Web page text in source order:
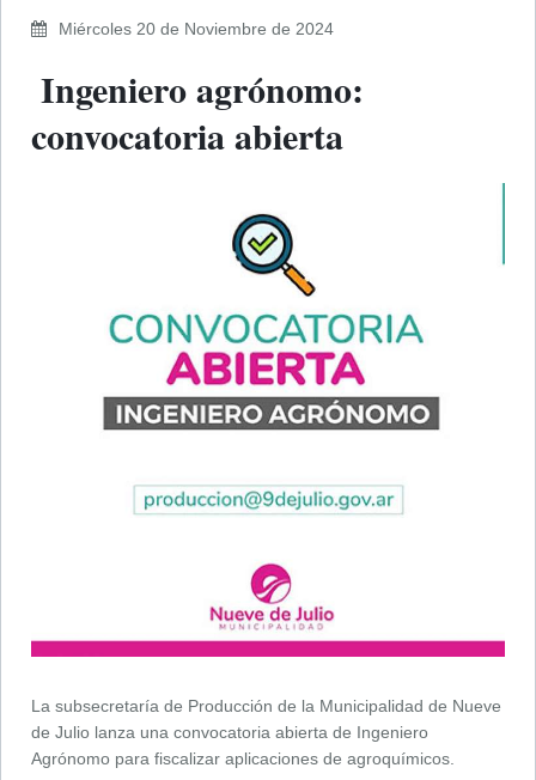
Miércoles 20 de Noviembre de 2024
​ Ingeniero agrónomo:
convocatoria abierta
La subsecretaría de Producción de la Municipalidad de Nueve
de Julio lanza una convocatoria abierta de Ingeniero
Agrónomo para fiscalizar aplicaciones de agroquímicos.